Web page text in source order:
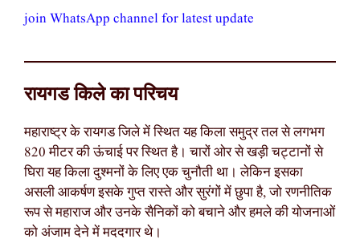
join WhatsApp channel for latest update
रायगड किले का परिचय
महाराष्ट्र के रायगड जिले में स्थित यह किला समुद्र तल से लगभग
820 मीटर की ऊंचाई पर स्थित है। चारों ओर से खड़ी चट्टानों से
घिरा यह किला दुश्मनों के लिए एक चुनौती था। लेकिन इसका
असली आकर्षण इसके गुप्त रास्ते और सुरंगों में छुपा है, जो रणनीतिक
रूप से महाराज और उनके सैनिकों को बचाने और हमले की योजनाओं
को अंजाम देने में मददगार थे।